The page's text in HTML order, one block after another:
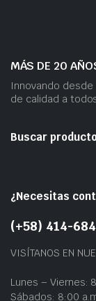
MÁS DE 20
Innovando
de calidad a
Buscar
¿Necesitas
(+58) 414-
VISÍTANOS EN
Lunes – Viernes:
Sábados: 8:00